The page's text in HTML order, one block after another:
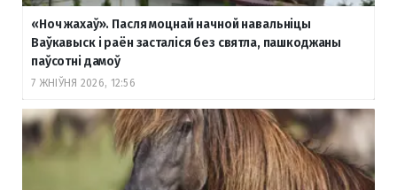
«Ноч жахаў». Пасля моцнай начной навальніцы
Ваўкавыск і раён засталіся без святла, пашкоджаны
паўсотні дамоў
7 ЖНІЎНЯ 2026, 12:56